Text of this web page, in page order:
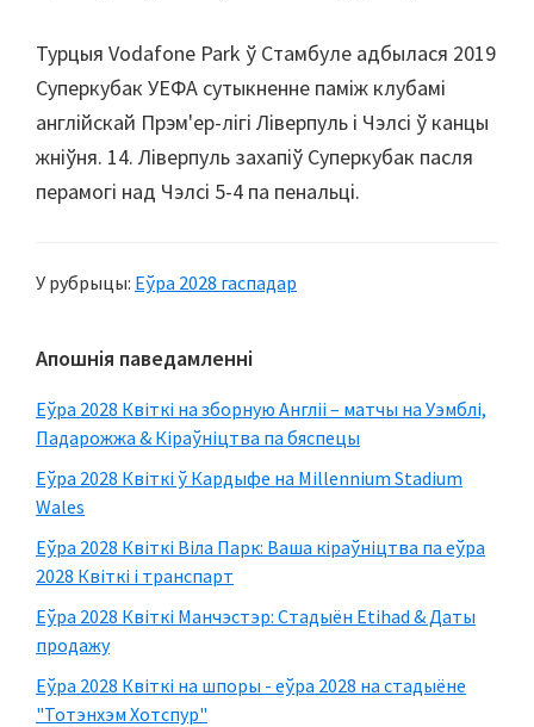
Турцыя Vodafone Park ў Стамбуле адбылася 2019
Суперкубак УЕФА сутыкненне паміж клубамі
англійскай Прэм'ер-лігі Ліверпуль і Чэлсі ў канцы
жніўня. 14. Ліверпуль захапіў Суперкубак пасля
перамогі над Чэлсі 5-4 па пенальці.
У рубрыцы: Еўра 2028 гаспадар
Першасная
бакавая
панэль
Апошнія паведамленні
Еўра 2028 Квіткі на зборную Англіі – матчы на ​​Уэмблі,
Падарожжа & Кіраўніцтва па бяспецы
Еўра 2028 Квіткі ў Кардыфе на Millennium Stadium
Wales
Еўра 2028 Квіткі Віла Парк: Ваша кіраўніцтва па еўра
2028 Квіткі і транспарт
Еўра 2028 Квіткі Манчэстэр: Стадыён Etihad & Даты
продажу
Еўра 2028 Квіткі на шпоры - еўра 2028 на стадыёне
"Тотэнхэм Хотспур"